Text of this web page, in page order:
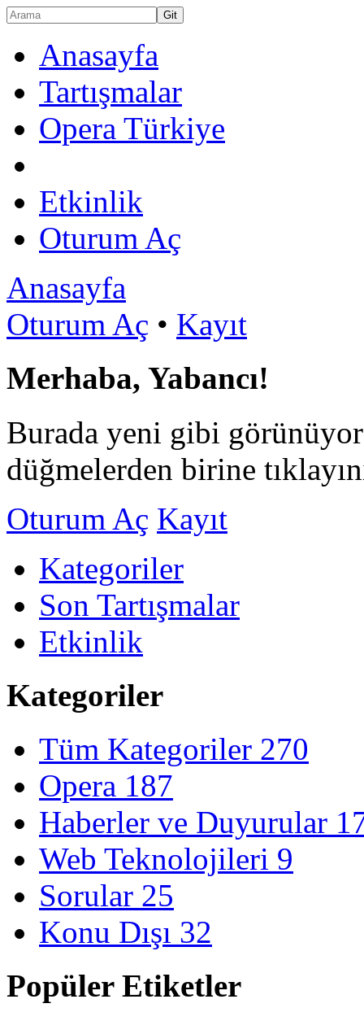
Anasayfa
Tartışmalar
Opera Türkiye
Etkinlik
Oturum Aç
Anasayfa
Oturum Aç • Kayıt
Merhaba, Yabancı!
Burada yeni gibi
düğmelerden birine
Oturum Aç Kayıt
Kategoriler
Son Tartışmalar
Etkinlik
Kategoriler
Tüm Kategoriler 270
Opera 187
Haberler ve Duyurular
Web Teknolojileri 9
Sorular 25
Konu Dışı 32
Popüler Etiketler